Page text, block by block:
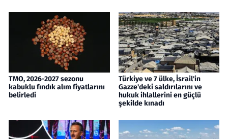
TMO, 2026-2027 sezonu
kabuklu fındık alım fiyatlarını
belirledi
Türkiye ve 7 ülke, İsrail'in
Gazze'deki saldırılarını ve
hukuk ihlallerini en güçlü
şekilde kınadı